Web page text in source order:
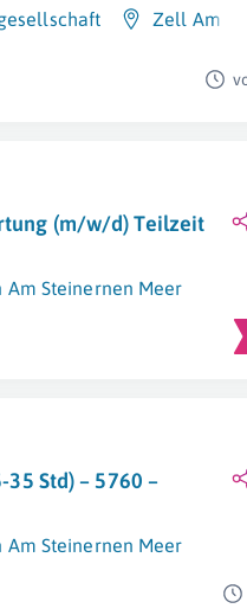
Zell Am See
(m/w/d) Teilzeit
Am Steinernen Meer
Std) – 5760 –
Am Steinernen Meer